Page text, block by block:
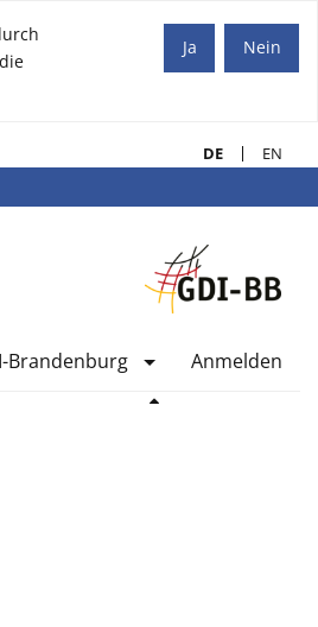
Nein
Ja
DE EN
Brandenburg Anmelden